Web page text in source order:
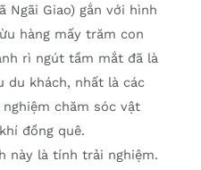
Ngãi Giao) gắn với hình
hàng mấy trăm con
rì ngút tầm mắt đã là
du khách, nhất là các
chăm sóc vật
đồng quê.
này là tính trải nghiệm.